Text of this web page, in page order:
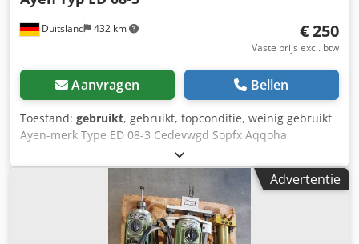
Duitsland 432 km € 250
Vaste prijs excl. btw
Aanvragen Bellen
Toestand: gebruikt, gebruikt, topconditie, weinig gebruikt
Ayen-merk Type ED 08-3 Cedevwgd Sopfx Aqqoha
Motorvermogen 0,6 kW aantal spindels 3 stuks
opvouwbare wandmachine handmatige bediening
standoversteek ca. 500 mm boorhouder kegel MK 1
Ruimtebehoefte ca. LxBxH mm 1100x300x1000
Opslaglocatie 97447 Gerolzhofen overdracht in de huidige
staat - gratis laden -
Advertentie